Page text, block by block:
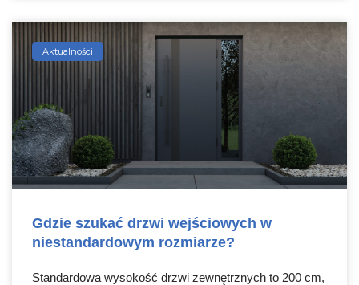
Aktualności
Gdzie szukać drzwi wejściowych w
niestandardowym rozmiarze?
Standardowa wysokość drzwi zewnętrznych to 200 cm,